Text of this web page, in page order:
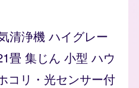
清浄機 ハイグレー
畳 集じん 小型 ハウ
コリ・光センサー付